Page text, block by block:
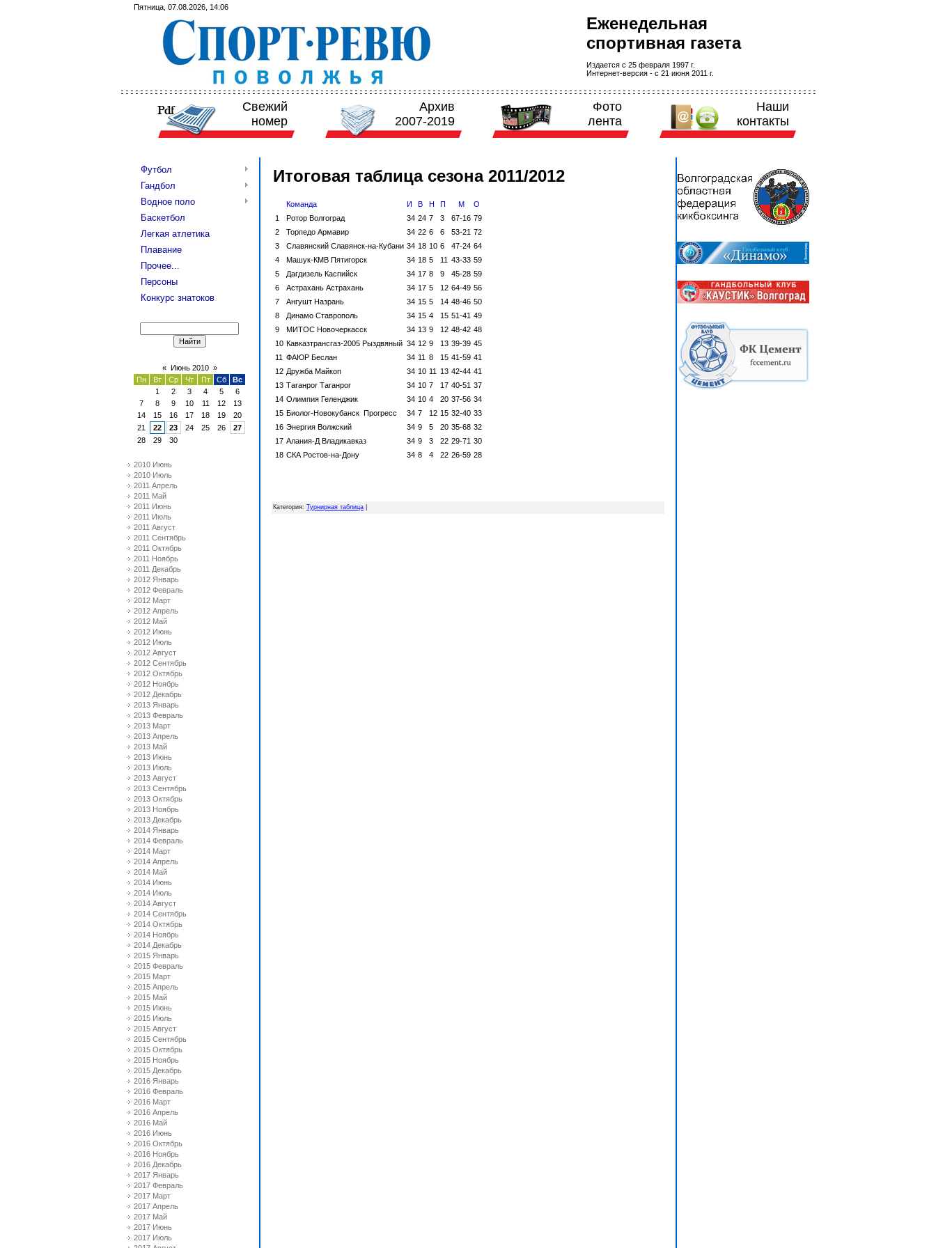
Пятница, 07.08.2026, 14:06
Еженедельная
спортивная газета
Издается с 25 февраля 1997 г.
Интернет-версия - с 21 июня 2011 г.
Свежий
номер
Архив
2007-2019
Фото
лента
Наши
контакты
Футбол
Гандбол
Водное поло
Баскетбол
Легкая атлетика
Плавание
Прочее...
Персоны
Конкурс знатоков
« Июнь 2010 »
Пн
Вт Ср Чт Пт Сб
Вс
1
2 3 4 5
6
7
8 9 10 11 12
13
14
15 16 17 18 19
20
21
22 23 24 25 26
27
28
29 30
2010 Июнь
2010 Июль
2011 Апрель
2011 Май
2011 Июнь
2011 Июль
2011 Август
2011 Сентябрь
2011 Октябрь
2011 Ноябрь
2011 Декабрь
2012 Январь
2012 Февраль
2012 Март
2012 Апрель
2012 Май
2012 Июнь
2012 Июль
2012 Август
2012 Сентябрь
2012 Октябрь
2012 Ноябрь
2012 Декабрь
2013 Январь
2013 Февраль
2013 Март
2013 Апрель
2013 Май
2013 Июнь
2013 Июль
2013 Август
2013 Сентябрь
2013 Октябрь
2013 Ноябрь
2013 Декабрь
2014 Январь
2014 Февраль
2014 Март
2014 Апрель
2014 Май
2014 Июнь
2014 Июль
2014 Август
2014 Сентябрь
2014 Октябрь
2014 Ноябрь
2014 Декабрь
2015 Январь
2015 Февраль
2015 Март
2015 Апрель
2015 Май
2015 Июнь
2015 Июль
2015 Август
2015 Сентябрь
2015 Октябрь
2015 Ноябрь
2015 Декабрь
2016 Январь
2016 Февраль
2016 Март
2016 Апрель
2016 Май
2016 Июнь
2016 Октябрь
2016 Ноябрь
2016 Декабрь
2017 Январь
2017 Февраль
2017 Март
2017 Апрель
2017 Май
2017 Июнь
2017 Июль
Итоговая таблица сезона 2011/2012
Команда И В Н П М
О
1
Ротор Волгоград 34 24 7 3 67-16 79
2
Торпедо Армавир 34 22 6 6 53-21 72
3
Славянский Славянск-на-Кубани 34 18 10 6 47-24 64
4
Машук-КМВ Пятигорск 34 18 5 11 43-33 59
5
Дагдизель Каспийск 34 17 8 9 45-28 59
6
Астрахань Астрахань 34 17 5 12 64-49 56
7
Ангушт Назрань 34 15 5 14 48-46 50
8
Динамо Ставрополь 34 15 4 15 51-41 49
9
МИТОС Новочеркасск 34 13 9 12 48-42 48
10 Кавказтрансгаз-2005 Рыздвяный 34 12 9 13 39-39 45
11 ФАЮР Беслан 34 11 8 15 41-59 41
12 Дружба Майкоп 34 10 11 13 42-44 41
13 Таганрог Таганрог 34 10 7 17 40-51 37
14 Олимпия Геленджик 34 10 4 20 37-56 34
15 Биолог-Новокубанск Прогресс 34 7 12 15 32-40 33
16 Энергия Волжский 34 9 5 20 35-68 32
17 Алания-Д Владикавказ 34 9 3 22 29-71 30
18 СКА Ростов-на-Дону 34 8 4 22 26-59 28
Категория: Турнирная таблица